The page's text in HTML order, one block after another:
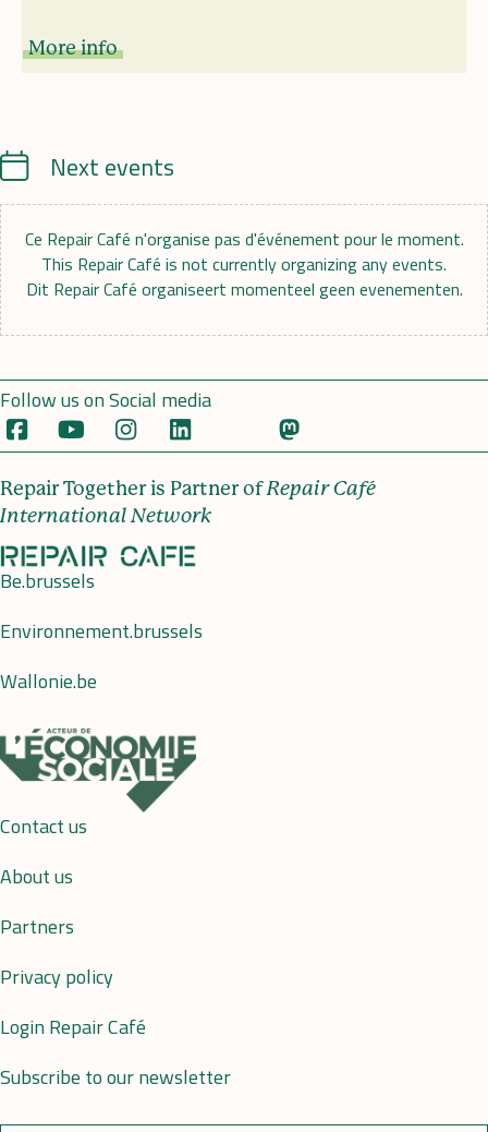
More info
CalendrierNext events
Ce Repair Café n'organise pas d'événement pour le moment.
This Repair Café is not currently organizing any events.
Dit Repair Café organiseert momenteel geen evenementen.
Follow us on Social media
Repair Together is Partner ofRepair Café
International Network
Be.brussels
Environnement.brussels
Wallonie.be
Contact us
About us
Partners
Privacy policy
Login Repair Café
Subscribe to our newsletter